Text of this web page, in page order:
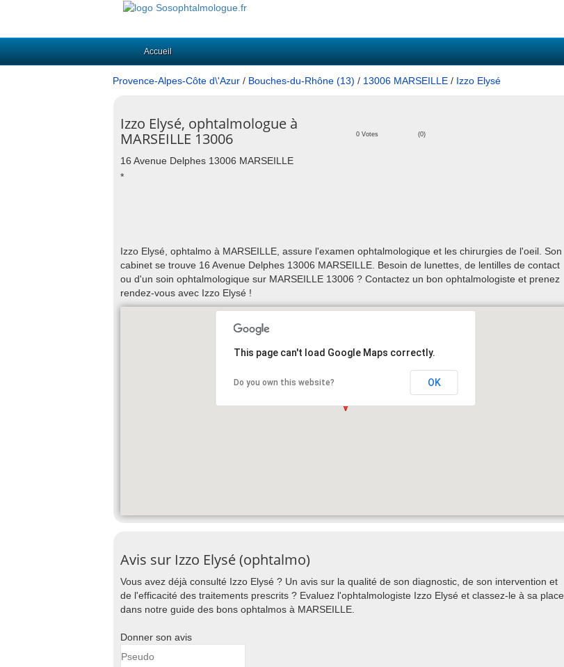
Accueil
Provence-Alpes-Côte d\'Azur / Bouches-du-Rhône (13) / 13006 MARSEILLE / Izzo Elysé
Izzo Elysé, ophtalmologue à
MARSEILLE 13006
0 Votes (0)
16 Avenue Delphes 13006 MARSEILLE
*
Izzo Elysé, ophtalmo à MARSEILLE, assure l'examen ophtalmologique et les chirurgies de l'oeil. Son
cabinet se trouve 16 Avenue Delphes 13006 MARSEILLE. Besoin de lunettes, de lentilles de contact
ou d'un soin ophtalmologique sur MARSEILLE 13006 ? Contactez un bon ophtalmologiste et prenez
rendez-vous avec Izzo Elysé !
This page can't load Google Maps correctly.
Do you own this website? OK
Avis sur Izzo Elysé (ophtalmo)
Vous avez déjà consulté Izzo Elysé ? Un avis sur la qualité de son diagnostic, de son intervention et
de l'efficacité des traitements prescrits ? Evaluez l'ophtalmologiste Izzo Elysé et classez-le à sa place
dans notre guide des bons ophtalmos à MARSEILLE.
Donner son avis